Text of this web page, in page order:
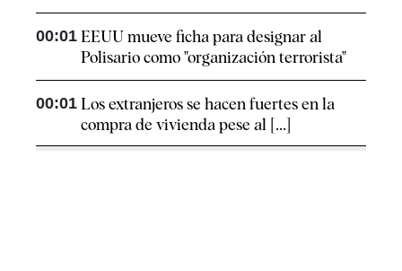
00:01 EEUU mueve ficha para designar al
Polisario como "organización terrorista"
00:01 Los extranjeros se hacen fuertes en la
compra de vivienda pese al [...]